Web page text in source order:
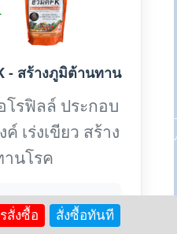
- สร้างภูมิต้านทาน
โรฟิลล์ ประกอบ
เร่งเขียว สร้าง
นโรค
รฟิลล์
สั่งซื้อ สั่งซื้อทันที